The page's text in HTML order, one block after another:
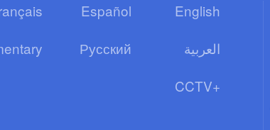
English
Español
العربية
Русский
CCTV+